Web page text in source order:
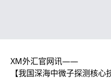
XM外汇官网讯——
【我国深海中微子探测核心